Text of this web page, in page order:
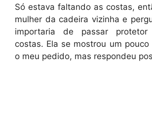
Só estava faltando as costas,
mulher da cadeira vizinha e
importaria de passar
costas. Ela se mostrou um pouco
o meu pedido, mas respondeu